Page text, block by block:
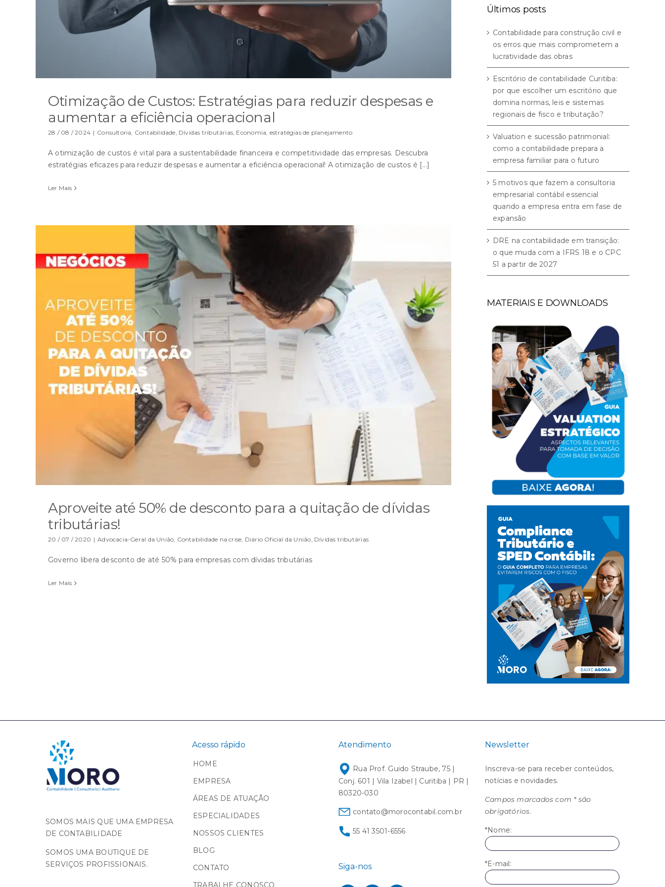
Otimização de Custos: Estratégias para reduzir despesas e
aumentar a eficiência operacional
28 / 08 / 2024 | Consultoria, Contabilidade, Dívidas tributárias, Economia, estratégias de planejamento
A otimização de custos é vital para a sustentabilidade financeira e competitividade das empresas. Descubra
estratégias eficazes para reduzir despesas e aumentar a eficiência operacional! A otimização de custos é [...]
Ler Mais
Aproveite até 50% de desconto para a quitação de dívidas
tributárias!
20 / 07 / 2020 | Advocacia-Geral da União, Contabilidade na crise, Diário Oficial da União, Dívidas tributárias
Governo libera desconto de até 50% para empresas com dívidas tributárias
Ler Mais
Últimos posts
Contabilidade para construção civil e
os erros que mais comprometem a
lucratividade das obras
Escritório de contabilidade Curitiba:
por que escolher um escritório que
domina normas, leis e sistemas
regionais de fisco e tributação?
Valuation e sucessão patrimonial:
como a contabilidade prepara a
empresa familiar para o futuro
5 motivos que fazem a consultoria
empresarial contábil essencial
quando a empresa entra em fase de
expansão
DRE na contabilidade em transição:
o que muda com a IFRS 18 e o CPC
51 a partir de 2027
MATERIAIS E DOWNLOADS
SOMOS MAIS QUE UMA EMPRESA
DE CONTABILIDADE
SOMOS UMA BOUTIQUE DE
SERVIÇOS PROFISSIONAIS.
Acesso rápido
HOME
EMPRESA
ÁREAS DE ATUAÇÃO
ESPECIALIDADES
NOSSOS CLIENTES
BLOG
CONTATO
TRABALHE CONOSCO
Atendimento
Rua Prof. Guido Straube, 75 |
Conj. 601 | Vila Izabel | Curitiba | PR |
80320-030
contato@morocontabil.com.br
55 41 3501-6556
Siga-nos
Newsletter
Inscreva-se para receber conteúdos,
notícias e novidades.
Campos marcados com * são
obrigatórios.
*Nome:
*E-mail: